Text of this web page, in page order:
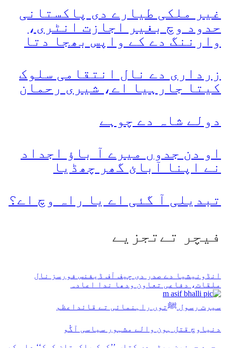
غیر ملکی طیارے دی پاکستانی
حدود وچ بغیر اجازت انٹری،
وارننگ دے کے واپس بھجا دتا
زرداری دے نال انتقامی سلوک
کیتا جارہیا اے، شیری رحمان
دولے شاہ دے چوہے
او دن جدوں میرے آ باؤ اجداد
نے اپنا آبائ گھر چھڈیا
تبدیلی آ گئی اے یا راہ وچ اے؟
فیچر تےتجزیے
انڈونیشیا دے صدر دی چیف آف ڈیفنس فورسز نال
ملقات، دفاعی تعاون ودھا ندا اعادہ
سیرت رسول ﷺتوں راہنمائی تے قائداعظم
دنیاوچ قتل ہون والے مشہور سیاسی آگُو